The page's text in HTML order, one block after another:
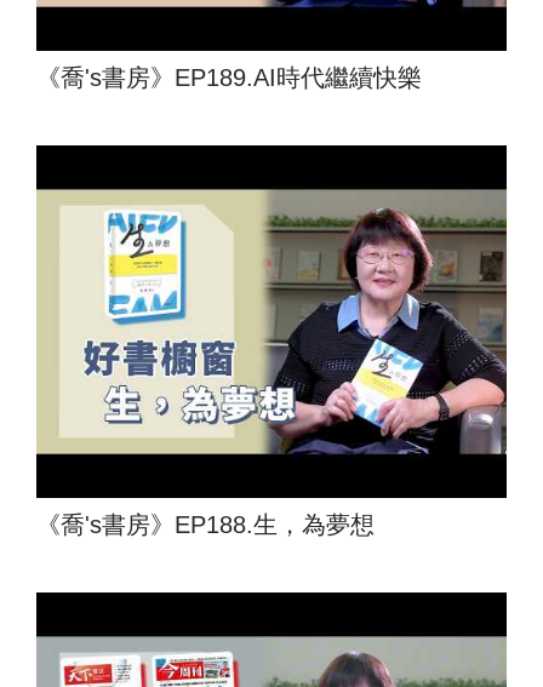
《喬's書房》EP189.AI時代繼續快樂
《喬's書房》EP188.生，為夢想